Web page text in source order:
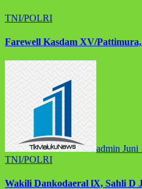
TNI/POLRI
Farewell Kasdam XV/
admin Juni
TNI/POLRI
Wakili Dankodaeral lX, Sahli D